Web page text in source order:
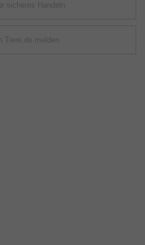
sicheres Handeln
Tiere.de melden